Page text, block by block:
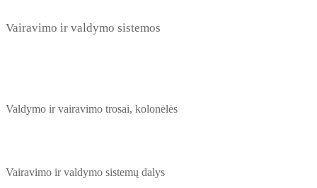
Vairavimo ir valdymo sistemos
Valdymo ir vairavimo trosai, kolonėlės
Vairavimo ir valdymo sistemų dalys